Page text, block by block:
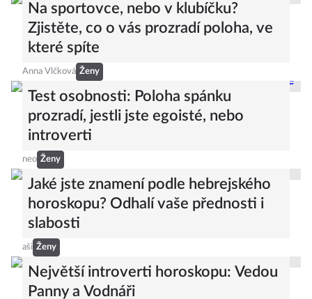
Na sportovce, nebo v klubíčku?
Zjistěte, co o vás prozradí poloha, ve
které spíte
Anna Vlčková Ženy
Test osobnosti: Poloha spánku
prozradí, jestli jste egoisté, nebo
introverti
neo Ženy
Jaké jste znamení podle hebrejského
horoskopu? Odhalí vaše přednosti i
slabosti
aši Ženy
Největší introverti horoskopu: Vedou
Panny a Vodnáři